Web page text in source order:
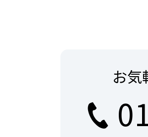
お気